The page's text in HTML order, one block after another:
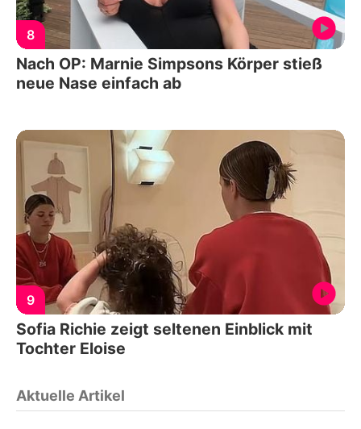
8
Nach OP: Marnie Simpsons Körper stieß
neue Nase einfach ab
9
Sofia Richie zeigt seltenen Einblick mit
Tochter Eloise
Aktuelle Artikel